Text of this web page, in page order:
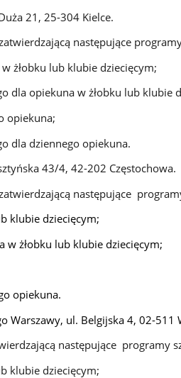
21, 25-304 Kielce.
następujące
żłobku lub klubie dziecięcym;
dla opiekuna w żłobku lub klubie
opiekuna;
dla dziennego opiekuna.
43/4, 42-202 Częstochowa.
następujące
klubie dziecięcym;
w żłobku lub klubie dziecięcym;
opiekuna.
Warszawy, ul. Belgijska 4, 02-511
następujące programy
klubie dziecięcym;